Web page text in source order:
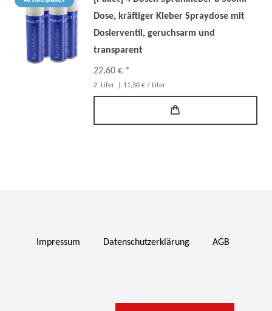
Dose, kräftiger Kleber Spraydose mit
Dosierventil, geruchsarm und
transparent
22,60 € *
2 Liter | 11,30 € / Liter
Impressum Daten­schutz­erklärung AGB